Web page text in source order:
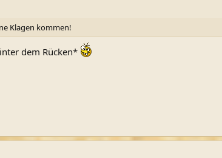
Klagen kommen!
dem Rücken*